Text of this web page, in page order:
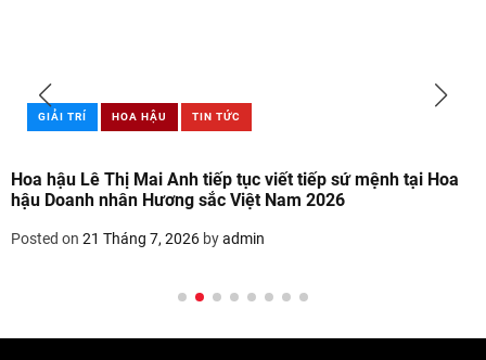
GIẢI TRÍ HOA HẬU TIN TỨC
Hoa hậu Lê Thị Mai Anh tiếp tục viết tiếp sứ mệnh tại Hoa
hậu Doanh nhân Hương sắc Việt Nam 2026
Posted on 21 Tháng 7, 2026 byadmin